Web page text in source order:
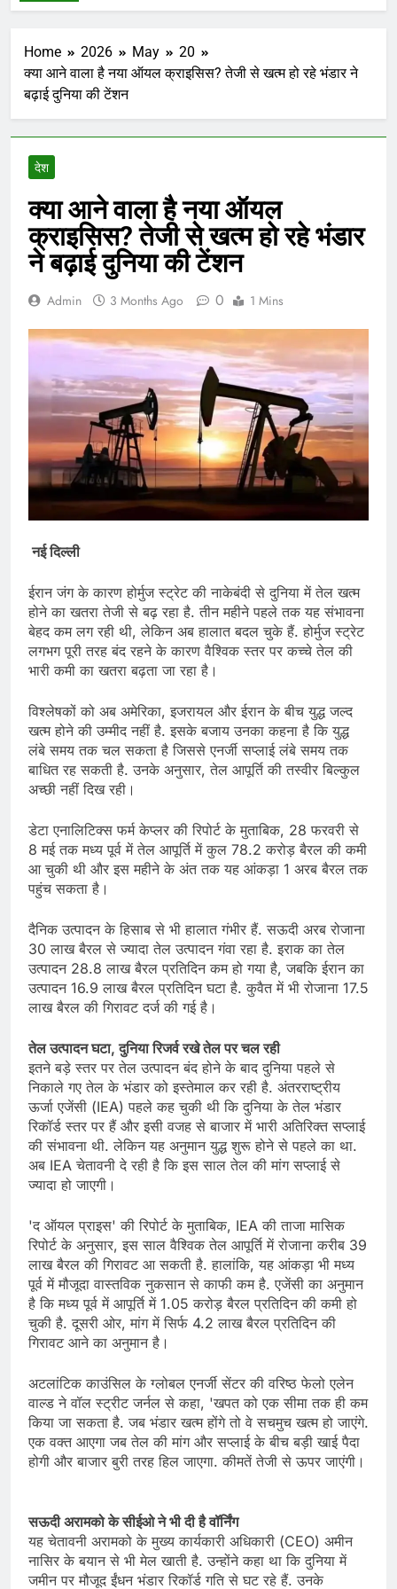
Home 2026 May
20
क्या आने वाला है नया ऑयल क्राइसिस? तेजी से खत्म हो रहे भंडार ने
बढ़ाई दुनिया की टेंशन
देश
क्या आने वाला है नया ऑयल
क्राइसिस? तेजी से खत्म हो रहे भंडार
ने बढ़ाई दुनिया की टेंशन
Admin 3 Months Ago 0 1 Mins
नई दिल्ली
ईरान जंग के कारण होर्मुज स्ट्रेट की नाकेबंदी से दुनिया में तेल खत्म
होने का खतरा तेजी से बढ़ रहा है. तीन महीने पहले तक यह संभावना
बेहद कम लग रही थी, लेकिन अब हालात बदल चुके हैं. होर्मुज स्ट्रेट
लगभग पूरी तरह बंद रहने के कारण वैश्विक स्तर पर कच्चे तेल की
भारी कमी का खतरा बढ़ता जा रहा है।
विश्लेषकों को अब अमेरिका, इजरायल और ईरान के बीच युद्ध जल्द
खत्म होने की उम्मीद नहीं है. इसके बजाय उनका कहना है कि युद्ध
लंबे समय तक चल सकता है जिससे एनर्जी सप्लाई लंबे समय तक
बाधित रह सकती है. उनके अनुसार, तेल आपूर्ति की तस्वीर बिल्कुल
अच्छी नहीं दिख रही।
डेटा एनालिटिक्स फर्म केप्लर की रिपोर्ट के मुताबिक, 28 फरवरी से
8 मई तक मध्य पूर्व में तेल आपूर्ति में कुल 78.2 करोड़ बैरल की कमी
आ चुकी थी और इस महीने के अंत तक यह आंकड़ा 1 अरब बैरल तक
पहुंच सकता है।
दैनिक उत्पादन के हिसाब से भी हालात गंभीर हैं. सऊदी अरब रोजाना
30 लाख बैरल से ज्यादा तेल उत्पादन गंवा रहा है. इराक का तेल
उत्पादन 28.8 लाख बैरल प्रतिदिन कम हो गया है, जबकि ईरान का
उत्पादन 16.9 लाख बैरल प्रतिदिन घटा है. कुवैत में भी रोजाना 17.5
लाख बैरल की गिरावट दर्ज की गई है।
तेल उत्पादन घटा, दुनिया रिजर्व रखे तेल पर चल रही
इतने बड़े स्तर पर तेल उत्पादन बंद होने के बाद दुनिया पहले से
निकाले गए तेल के भंडार को इस्तेमाल कर रही है. अंतरराष्ट्रीय
ऊर्जा एजेंसी (IEA) पहले कह चुकी थी कि दुनिया के तेल भंडार
रिकॉर्ड स्तर पर हैं और इसी वजह से बाजार में भारी अतिरिक्त सप्लाई
की संभावना थी. लेकिन यह अनुमान युद्ध शुरू होने से पहले का था.
अब IEA चेतावनी दे रही है कि इस साल तेल की मांग सप्लाई से
ज्यादा हो जाएगी।
'द ऑयल प्राइस' की रिपोर्ट के मुताबिक, IEA की ताजा मासिक
रिपोर्ट के अनुसार, इस साल वैश्विक तेल आपूर्ति में रोजाना करीब 39
लाख बैरल की गिरावट आ सकती है. हालांकि, यह आंकड़ा भी मध्य
पूर्व में मौजूदा वास्तविक नुकसान से काफी कम है. एजेंसी का अनुमान
है कि मध्य पूर्व में आपूर्ति में 1.05 करोड़ बैरल प्रतिदिन की कमी हो
चुकी है. दूसरी ओर, मांग में सिर्फ 4.2 लाख बैरल प्रतिदिन की
गिरावट आने का अनुमान है।
अटलांटिक काउंसिल के ग्लोबल एनर्जी सेंटर की वरिष्ठ फेलो एलेन
वाल्ड ने वॉल स्ट्रीट जर्नल से कहा, 'खपत को एक सीमा तक ही कम
किया जा सकता है. जब भंडार खत्म होंगे तो वे सचमुच खत्म हो जाएंगे.
एक वक्त आएगा जब तेल की मांग और सप्लाई के बीच बड़ी खाई पैदा
होगी और बाजार बुरी तरह हिल जाएगा. कीमतें तेजी से ऊपर जाएंगी।
सऊदी अरामको के सीईओ ने भी दी है वॉर्निंग
यह चेतावनी अरामको के मुख्य कार्यकारी अधिकारी (CEO) अमीन
नासिर के बयान से भी मेल खाती है. उन्होंने कहा था कि दुनिया में
जमीन पर मौजूद ईंधन भंडार रिकॉर्ड गति से घट रहे हैं. उनके